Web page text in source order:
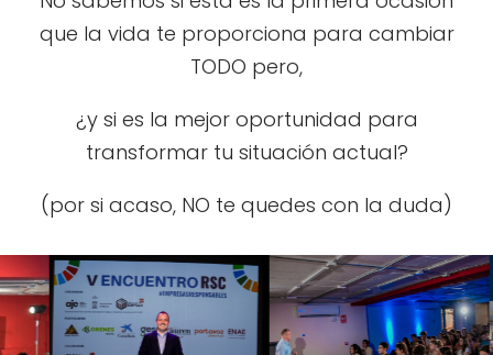
que la vida te proporciona para cambiar
TODO pero,
¿y si es la mejor oportunidad para
transformar tu situación actual?
(por si acaso, NO te quedes con la duda)